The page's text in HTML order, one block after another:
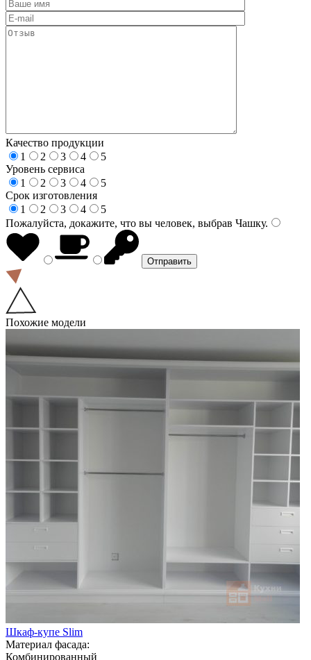
Качество продукции
1
2 3 4
5
Уровень сервиса
1
2 3 4
5
Срок изготовления
1
2 3 4
5
Пожалуйста, докажите, что вы человек, выбрав Чашку.
Похожие модели
Шкаф-купе Slim
Материал фасада:
Комбинированный